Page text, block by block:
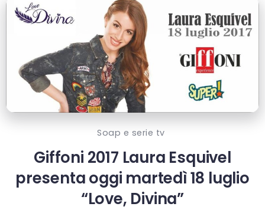
Soap e serie tv
Giffoni 2017 Laura Esquivel
presenta oggi martedì 18 luglio
“Love, Divina”